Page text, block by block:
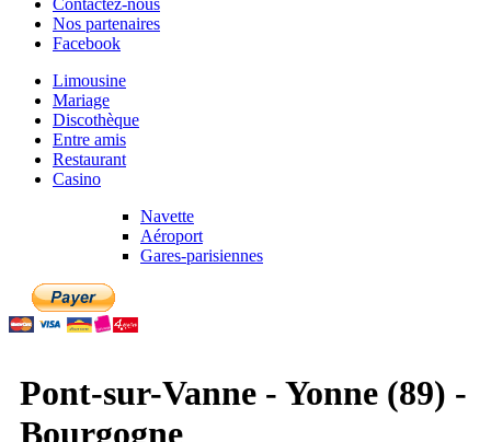
Contactez-nous
Nos partenaires
Facebook
Limousine
Mariage
Discothèque
Entre amis
Restaurant
Casino
Navette
Aéroport
Gares-parisiennes
Pont-sur-Vanne - Yonne (89) -
Bourgogne